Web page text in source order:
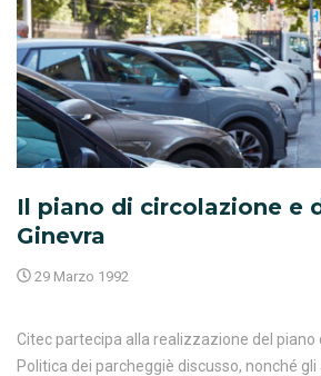
Il piano di circolazione e
Ginevra
29 Marzo 1992
Citec partecipa alla realizzazione del piano
Politica dei parcheggiè discusso, nonché